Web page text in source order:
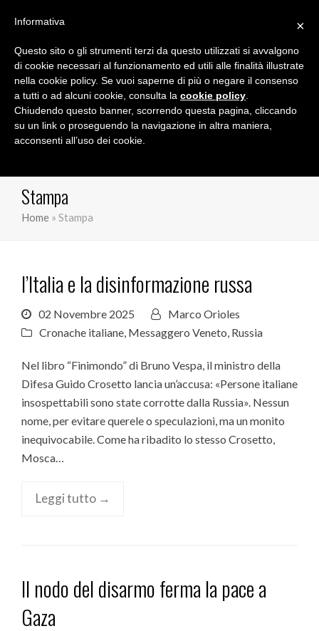
Marco Orioles
Stampa
Home » Stampa
l’Italia e la disinformazione russa
02 Novembre 2025
Marco Orioles
Cronache italiane, Messaggero Veneto, Russia
Nel libro “Finimondo” di Bruno Vespa, il ministro della
Difesa Guido Crosetto lancia un’accusa: «Persone italiane
insospettabili sono state corrotte dalla Russia». Nessun
nome, per evitare querele o speculazioni, ma un monito
inequivocabile. Come ha ribadito lo stesso Crosetto,
Mosca…
Leggi tutto →
Il nodo del disarmo ferma la pace a
Gaza
×
Informativa
Questo sito o gli strumenti terzi da questo utilizzati si avvalgono
di cookie necessari al funzionamento ed utili alle finalità illustrate
nella cookie policy. Se vuoi saperne di più o negare il consenso
a tutti o ad alcuni cookie, consulta la cookie policy
Chiudendo questo banner, scorrendo questa pagina, cliccando
su un link o proseguendo la navigazione in altra maniera,
acconsenti all’uso dei cookie.